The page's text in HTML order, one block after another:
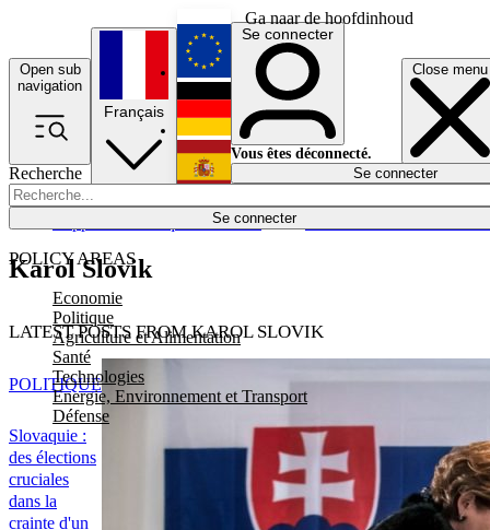
Ga naar de hoofdinhoud
Open sub
navigation
Close menu
Recherche
Se connecter
POLICY AREAS
Economie
Politique
Agriculture et Alimentation
Santé
Technologies
Energie, Environnement et Transport
Défense
Économie
Français
English
Deutsch
Español
Se connecter
Vous êtes déconnecté.
Se connecter
Karol Slovik
LATEST POSTS FROM KAROL SLOVIK
Slovaquie :
des élections
cruciales
dans la
crainte d'un
POLITIQUE